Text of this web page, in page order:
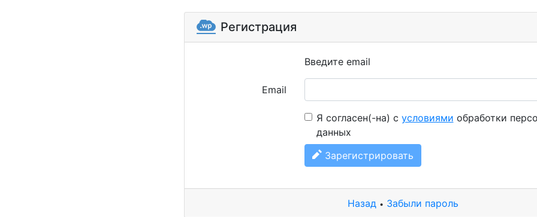
Регистрация
Введите email
Email
Я согласен(-на) с условиями обработки
данных
Зарегистрировать
Назад • Забыли пароль